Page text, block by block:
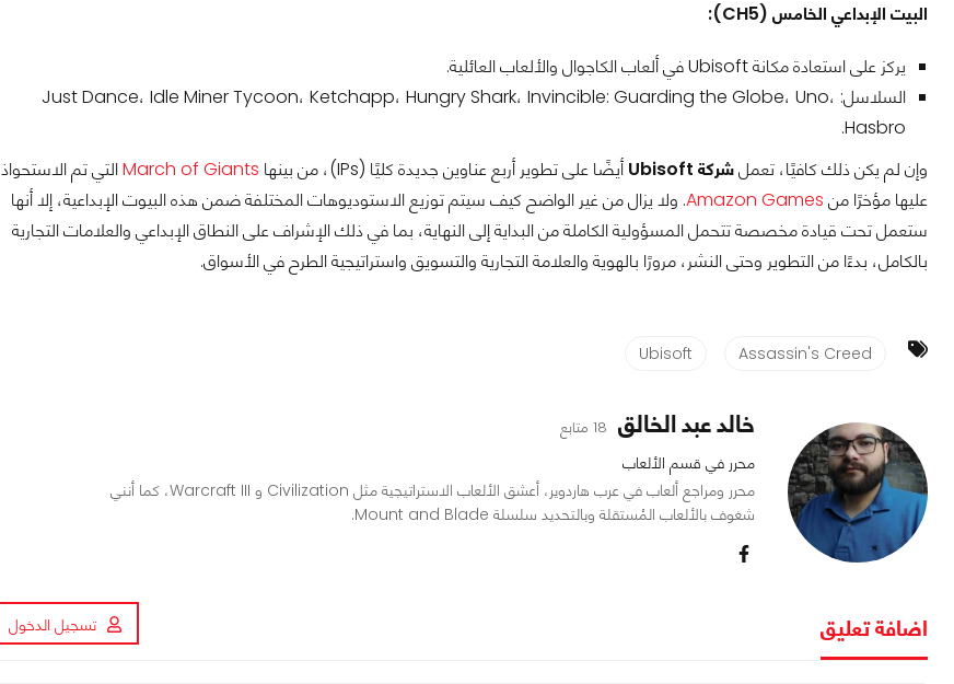
البيت الإبداعي الخامس (CH5):
يركز على استعادة مكانة Ubisoft في ألعاب الكاجوال والألعاب العائلية.
السلاسل: Just Dance، Idle Miner Tycoon، Ketchapp، Hungry Shark، Invincible: Guarding the Globe، Uno،
Hasbro.
وإن لم يكن ذلك كافيًا، تعملشركة Ubisoft أيضًا على تطوير أربع عناوين جديدة كليًا (IPs)، من بينها March of Giantsالتي تم الاستحواذ
عليها مؤخرًا من Amazon Games. ولا يزال من غير الواضح كيف سيتم توزيع الاستوديوهات المختلفة ضمن هذه البيوت الإبداعية، إلا أنها
ستعمل تحت قيادة مخصصة تتحمل المسؤولية الكاملة من البداية إلى النهاية، بما في ذلك الإشراف على النطاق الإبداعي والعلامات التجارية
بالكامل، بدءًا من التطوير وحتى النشر، مرورًا بالهوية والعلامة التجارية والتسويق واستراتيجية الطرح في الأسواق.
Assassin's Creed
Ubisoft
خالد عبد الخالق 18 متابع
محرر في قسم الألعاب
محرر ومراجع ألعاب في عرب هاردوير، أعشق الألعاب الاستراتيجية مثل Civilization و Warcraft III، كما أنني
شغوف بالألعاب المُستقلة وبالتحديد سلسلة Mount and Blade.
اضافة تعليق تسجيل الدخول